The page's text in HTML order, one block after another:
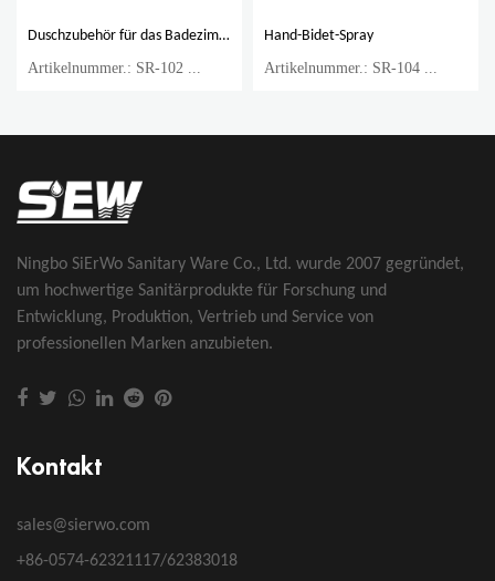
Duschzubehör für das Badezimmer
Artikelnummer.: SR-102 ...
Hand-Bidet-Spray
Artikelnummer.: SR-104 ...
Ningbo SiErWo Sanitary Ware Co., Ltd. wurde 2007 gegründet,
um hochwertige Sanitärprodukte für Forschung und
Entwicklung, Produktion, Vertrieb und Service von
professionellen Marken anzubieten.
Kontakt
sales@sierwo.com
+86-0574-62321117/62383018